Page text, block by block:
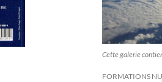
Cette galerie
FORMATIONS